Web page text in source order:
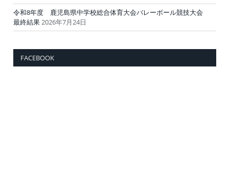
令和8年度 鹿児島県中学校総合体育大会バレーボール競技大会
最終結果2026年7月24日
FACEBOOK